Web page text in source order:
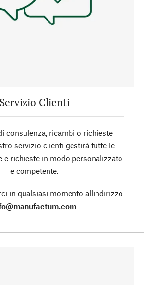
Servizio Clienti
consulenza, ricambi o richieste
servizio clienti gestirà tutte le
e richieste in modo personalizzato
e competente.
in qualsiasi momento allindirizzo